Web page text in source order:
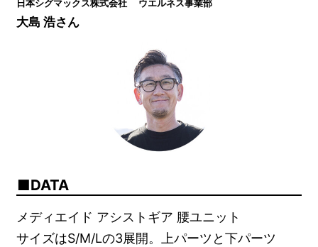
日本シグマックス株式会社 ウエルネス事業部
大島 浩さん
DATA
メディエイド アシストギア 腰ユニット
サイズはS/M/Lの3展開。上パーツと下パーツ